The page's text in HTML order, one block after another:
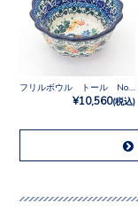
¥10,560(税込)